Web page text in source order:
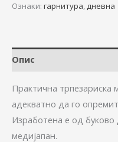
Ознаки: гарнитура, дневна
Опис
Практична трпезариска
адекватнo да го
Изработена е од
медијапан.